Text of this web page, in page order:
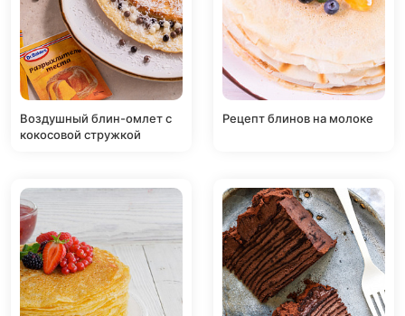
Воздушный блин-омлет с
кокосовой стружкой
Рецепт блинов на молоке